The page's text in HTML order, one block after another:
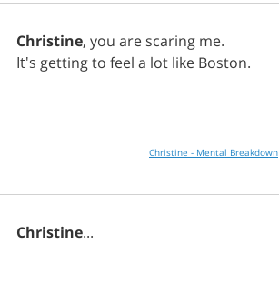
Christine, you are scaring me.
It's gettingto feel a lot like Boston.
Christine - Mental Breakdown
Christine...